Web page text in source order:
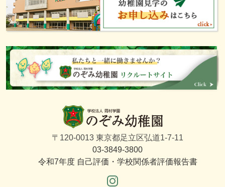
〒120-0013 東京都足立区弘道1-7-11
03-3849-3800
令和7年度 自己評価・学校関係者評価報告書